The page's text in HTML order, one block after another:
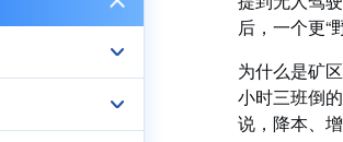
后，一个更“
为什么是矿
小时三班倒
说，降本、